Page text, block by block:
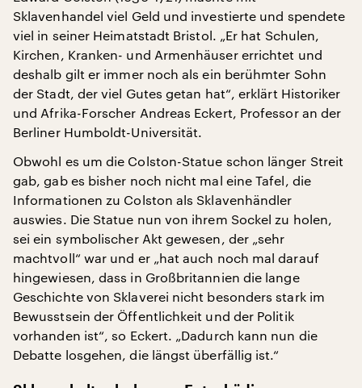
Sklavenhandel viel Geld und investierte und spendete
viel in seiner Heimatstadt Bristol. „Er hat Schulen,
Kirchen, Kranken- und Armenhäuser errichtet und
deshalb gilt er immer noch als ein berühmter Sohn
der Stadt, der viel Gutes getan hat“, erklärt Historiker
und Afrika-Forscher Andreas Eckert, Professor an der
Berliner Humboldt-Universität.
Obwohl es um die Colston-Statue schon länger Streit
gab, gab es bisher noch nicht mal eine Tafel, die
Informationen zu Colston als Sklavenhändler
auswies. Die Statue nun von ihrem Sockel zu holen,
sei ein symbolischer Akt gewesen, der „sehr
machtvoll“ war und er „hat auch noch mal darauf
hingewiesen, dass in Großbritannien die lange
Geschichte von Sklaverei nicht besonders stark im
Bewusstsein der Öffentlichkeit und der Politik
vorhanden ist“, so Eckert. „Dadurch kann nun die
Debatte losgehen, die längst überfällig ist.“